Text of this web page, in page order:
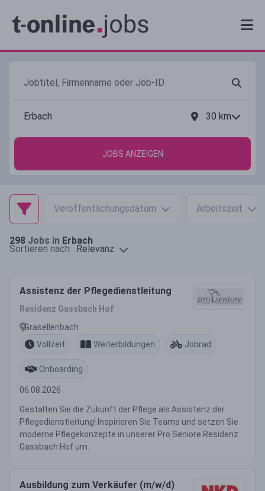
30 km
JOBS ANZEIGEN
Veröffentlichungsdatum Arbeitszeit
298 Jobs in Erbach
Sortieren nach: Relevanz
Assistenz der Pflegedienstleitung
Residenz Gassbach Hof
Grasellenbach
Vollzeit
Weiterbildungen Jobrad
Onboarding
06.08.2026
Gestalten Sie die Zukunft der Pflege als Assistenz der
Pflegedienstleitung! Inspirieren Sie Teams und setzen Sie
moderne Pflegekonzepte in unserer Pro Seniore Residenz
Gassbach Hof um.
Ausbildung zum Verkäufer (m/w/d)